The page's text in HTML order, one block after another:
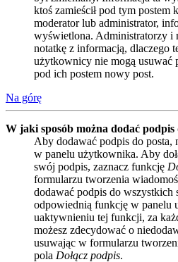
ktoś zamieścił pod tym postem
moderator lub administrator,
wyświetlona. Administratorzy i
notatkę z informacją, dlaczego
użytkownicy nie mogą usuwać
pod ich postem nowy post.
Na górę
W jaki sposób można dodać podpis
Aby dodawać podpis do
w panelu użytkownika. Aby
swój podpis, zaznacz funkcję
formularzu tworzenia
dodawać podpis do wszystkich
odpowiednią funkcję w panelu
uaktywnieniu tej funkcji, za
możesz zdecydować o
usuwając w formularzu
pola Dołącz podpis.